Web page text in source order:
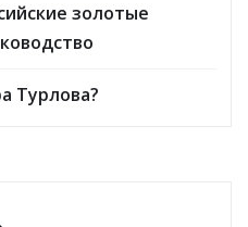
золотые
Турлова?